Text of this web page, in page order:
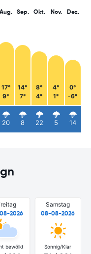
Aug.
17°
9°
20
Sep.
14°
7°
8
Okt.
8°
4°
22
Nov.
4°
1°
5
Dez.
0°
-6°
14
2026
bewölkt
Samstag
08-08-2026
Sonnig/Klar